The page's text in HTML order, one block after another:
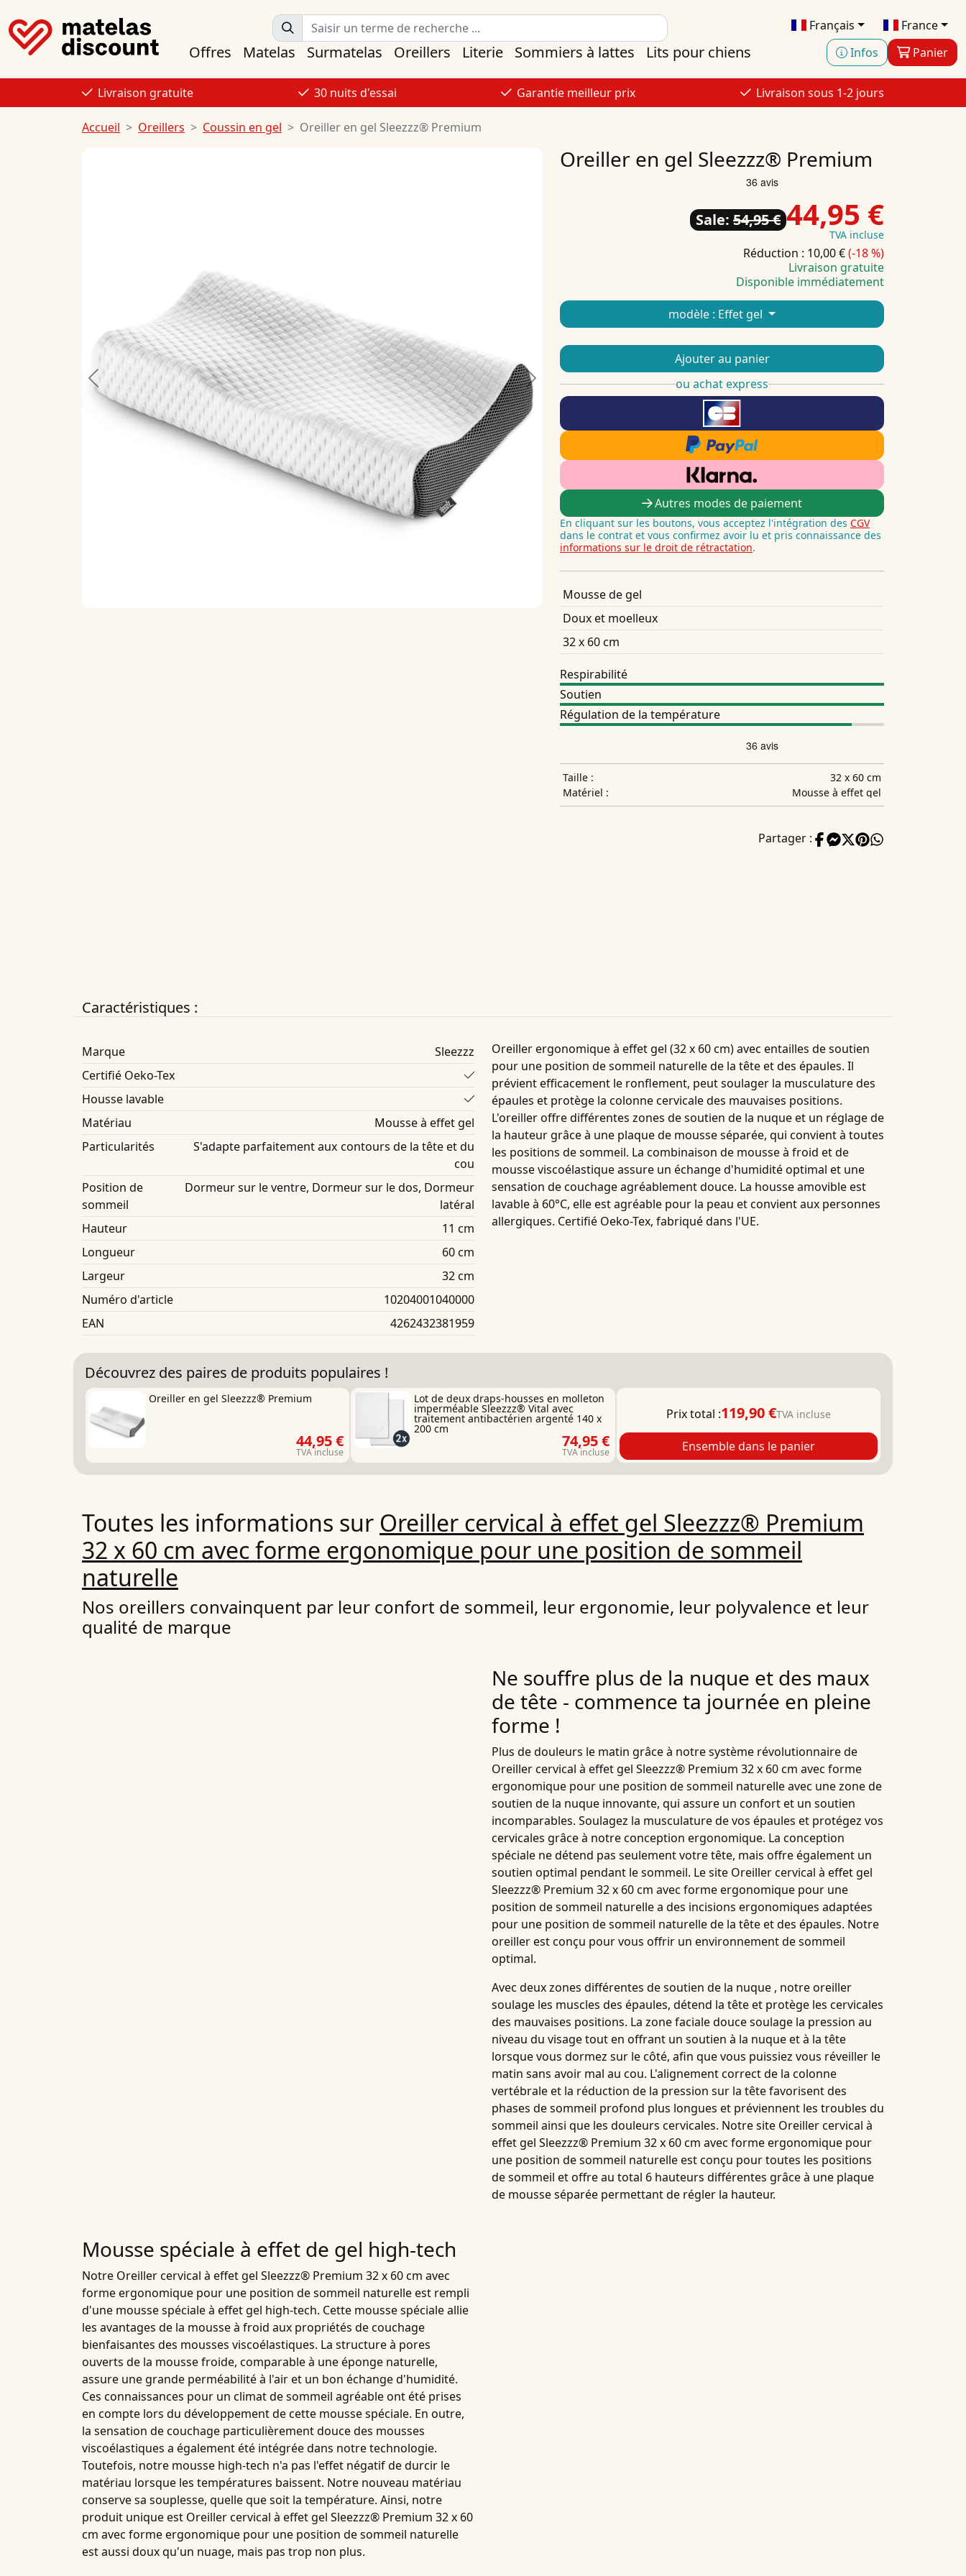
Français
France
Infos
Panier
Offres Matelas Surmatelas Oreillers Literie Sommiers à lattes Lits pour chiens
Livraison gratuite 30 nuits d'essai Garantie meilleur prix Livraison sous 1-2 jours
Accueil Oreillers Coussin en gel Oreiller en gel Sleezzz® Premium
Previous Next
Oreiller en gel Sleezzz® Premium
Sale: 54,95 € 44,95 €
TVA incluse
Réduction : 10,00 €(-18 %)
Livraison gratuite
Disponible immédiatement
modèle : Effet gel
Ajouter au panier
ou achat express
Autres modes de paiement
En cliquant sur les boutons, vous acceptez l'intégration des CGV
dans le contrat et vous confirmez avoir lu et pris connaissance des
informations sur le droit de rétractation.
Mousse de gel
Doux et moelleux
32 x 60 cm
Respirabilité
Soutien
Régulation de la température
Taille :
32 x 60 cm
Matériel :
Mousse à effet gel
Partager :
Caractéristiques :
Marque
Sleezzz
Certifié Oeko-Tex
Housse lavable
Matériau
Mousse à effet gel
Particularités
S'adapte parfaitement aux contours de la tête et du
cou
Position de
sommeil
Dormeur sur le ventre, Dormeur sur le dos, Dormeur
latéral
Hauteur
11 cm
Longueur
60 cm
Largeur
32 cm
Numéro d'article
10204001040000
EAN
4262432381959
Oreiller ergonomique à effet gel (32 x 60 cm) avec entailles de soutien
pour une position de sommeil naturelle de la tête et des épaules. Il
prévient efficacement le ronflement, peut soulager la musculature des
épaules et protège la colonne cervicale des mauvaises positions.
L'oreiller offre différentes zones de soutien de la nuque et un réglage de
la hauteur grâce à une plaque de mousse séparée, qui convient à toutes
les positions de sommeil. La combinaison de mousse à froid et de
mousse viscoélastique assure un échange d'humidité optimal et une
sensation de couchage agréablement douce. La housse amovible est
lavable à 60°C, elle est agréable pour la peau et convient aux personnes
allergiques. Certifié Oeko-Tex, fabriqué dans l'UE.
Découvrez des paires de produits populaires !
Oreiller en gel Sleezzz® Premium
44,95 €
TVA incluse
Lot de deux draps-housses en molleton
imperméable Sleezzz® Vital avec
traitement antibactérien argenté 140 x
200 cm
74,95 €
TVA incluse
Prix total :119,90 €TVA incluse
Ensemble dans le panier
Toutes les informations sur Oreiller cervical à effet gel Sleezzz® Premium
32 x 60 cm avec forme ergonomique pour une position de sommeil
naturelle
Nos oreillers convainquent par leur confort de sommeil, leur ergonomie, leur polyvalence et leur
qualité de marque
Ne souffre plus de la nuque et des maux
de tête - commence ta journée en pleine
forme !
Plus de douleurs le matin grâce à notre système révolutionnaire de
Oreiller cervical à effet gel Sleezzz® Premium 32 x 60 cm avec forme
ergonomique pour une position de sommeil naturelleavec une zone de
soutien de la nuque innovante, qui assure un confort et un soutien
incomparables. Soulagez la musculature devos épaules et protégez vos
cervicales grâce à notreconception ergonomique. La conception
spéciale ne détend pas seulement votre tête, mais offre également un
soutien optimal pendant le sommeil. Le site Oreiller cervical à effet gel
Sleezzz® Premium 32 x 60 cm avec forme ergonomique pour une
position de sommeil naturellea des incisions ergonomiques adaptées
pour une position de sommeil naturelle de la tête et des épaules. Notre
oreillerest conçu pour vous offrir un environnement de sommeil
optimal.
Avec deuxzones différentes de soutien de la nuque , notre oreiller
soulage les muscles des épaules, détend la tête et protège les cervicales
des mauvaises positions. La zone faciale douce soulage la pression au
niveau du visage tout en offrant un soutien à la nuque et à la tête
lorsque vous dormez sur le côté, afin que vous puissiez vous réveiller le
matin sans avoir mal au cou. L'alignement correct de la colonne
vertébrale et la réduction de la pression sur la tête favorisent des
phases de sommeil profond plus longues et préviennent les troubles du
sommeil ainsi que les douleurs cervicales. Notre site Oreiller cervical à
effet gel Sleezzz® Premium 32 x 60 cm avec forme ergonomique pour
une position de sommeil naturelleest conçu pour toutes les positions
de sommeil et offre au total 6 hauteurs différentes grâce à une plaque
de mousse séparée permettant de régler la hauteur.
Mousse spéciale à effet de gel high-tech
Notre Oreiller cervical à effet gel Sleezzz® Premium 32 x 60 cm avec
forme ergonomique pour une position de sommeil naturelleest rempli
d'une mousse spéciale à effet gel high-tech. Cette mousse spécialeallie
les avantages de la mousse à froid aux propriétés de couchage
bienfaisantes des mousses viscoélastiques. La structure à pores
ouverts de la mousse froide, comparable à une éponge naturelle,
assure une grande perméabilité à l'air et un bon échange d'humidité.
Ces connaissances pour un climat de sommeil agréable ont été prises
en compte lors du développement de cette mousse spéciale. En outre,
la sensation de couchage particulièrement douce des mousses
viscoélastiques a également été intégrée dans notre technologie.
Toutefois, notre mousse high-tech n'a pas l'effet négatif de durcir le
matériau lorsque les températures baissent. Notre nouveau matériau
conserve sa souplesse, quelle que soit la température. Ainsi, notre
produit unique est Oreiller cervical à effet gel Sleezzz® Premium 32 x 60
cm avec forme ergonomique pour une position de sommeil naturelle
est aussi doux qu'un nuage, mais pas trop non plus.